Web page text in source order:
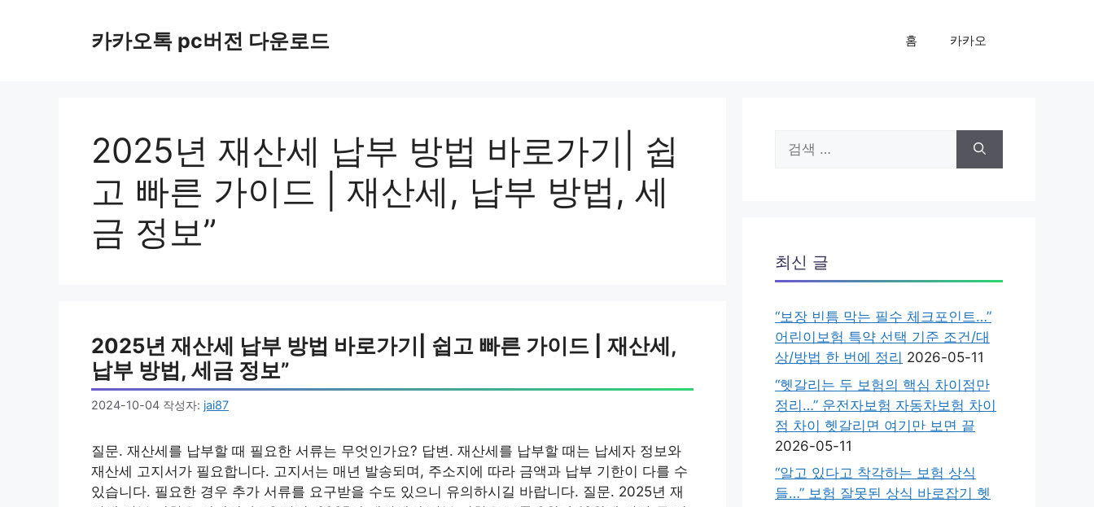
카카오톡 pc버전 다운로드 홈 카카오
2025년 재산세 납부 방법 바로가기| 쉽
고 빠른 가이드 | 재산세, 납부 방법, 세
금 정보”
2025년 재산세 납부 방법 바로가기| 쉽고 빠른 가이드 | 재산세,
납부 방법, 세금 정보”
2024-10-04 작성자: jai87
질문. 재산세를 납부할 때 필요한 서류는 무엇인가요? 답변. 재산세를 납부할 때는 납세자 정보와
재산세 고지서가 필요합니다. 고지서는 매년 발송되며, 주소지에 따라 금액과 납부 기한이 다를 수
있습니다. 필요한 경우 추가 서류를 요구받을 수도 있으니 유의하시길 바랍니다. 질문. 2025년 재
색:
최신 글
“보장 빈틈 막는 필수 체크포인트…”
어린이보험 특약 선택 기준 조건/대
상/방법 한 번에 정리 2026-05-11
“헷갈리는 두 보험의 핵심 차이점만
정리…” 운전자보험 자동차보험 차이
점 차이 헷갈리면 여기만 보면 끝
2026-05-11
“알고 있다고 착각하는 보험 상식
들…” 보험 잘못된 상식 바로잡기 헷